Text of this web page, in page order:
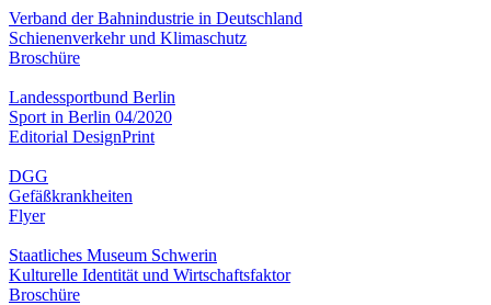
Verband der Bahnindustrie in Deutschland
Schienenverkehr und Klimaschutz
Broschüre
Landessportbund Berlin
Sport in Berlin 04/2020
Editorial DesignPrint
DGG
Gefäßkrankheiten
Flyer
Staatliches Museum Schwerin
Kulturelle Identität und Wirtschaftsfaktor
Broschüre